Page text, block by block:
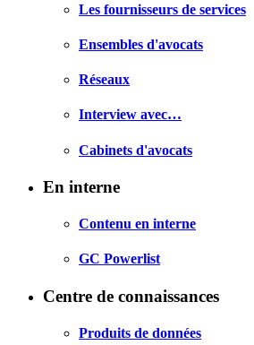
Les fournisseurs de services
Ensembles d'avocats
Réseaux
Interview avec…
Cabinets d'avocats
En interne
Contenu en interne
GC Powerlist
Centre de connaissances
Produits de données